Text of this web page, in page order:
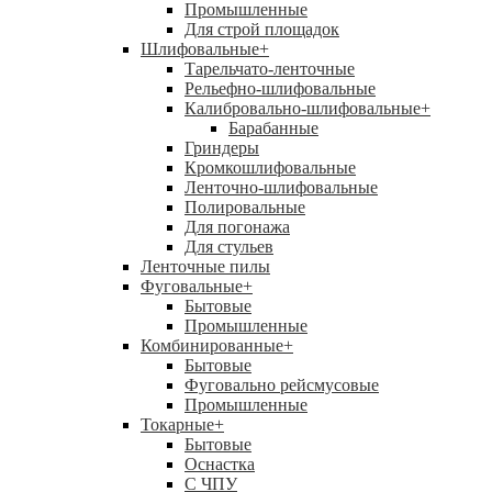
Промышленные
Для строй площадок
Шлифовальные+
Тарельчато-ленточные
Рельефно-шлифовальные
Калибровально-шлифовальные+
Барабанные
Гриндеры
Кромкошлифовальные
Ленточно-шлифовальные
Полировальные
Для погонажа
Для стульев
Ленточные пилы
Фуговальные+
Бытовые
Промышленные
Комбинированные+
Бытовые
Фуговально рейсмусовые
Промышленные
Токарные+
Бытовые
Оснастка
С ЧПУ